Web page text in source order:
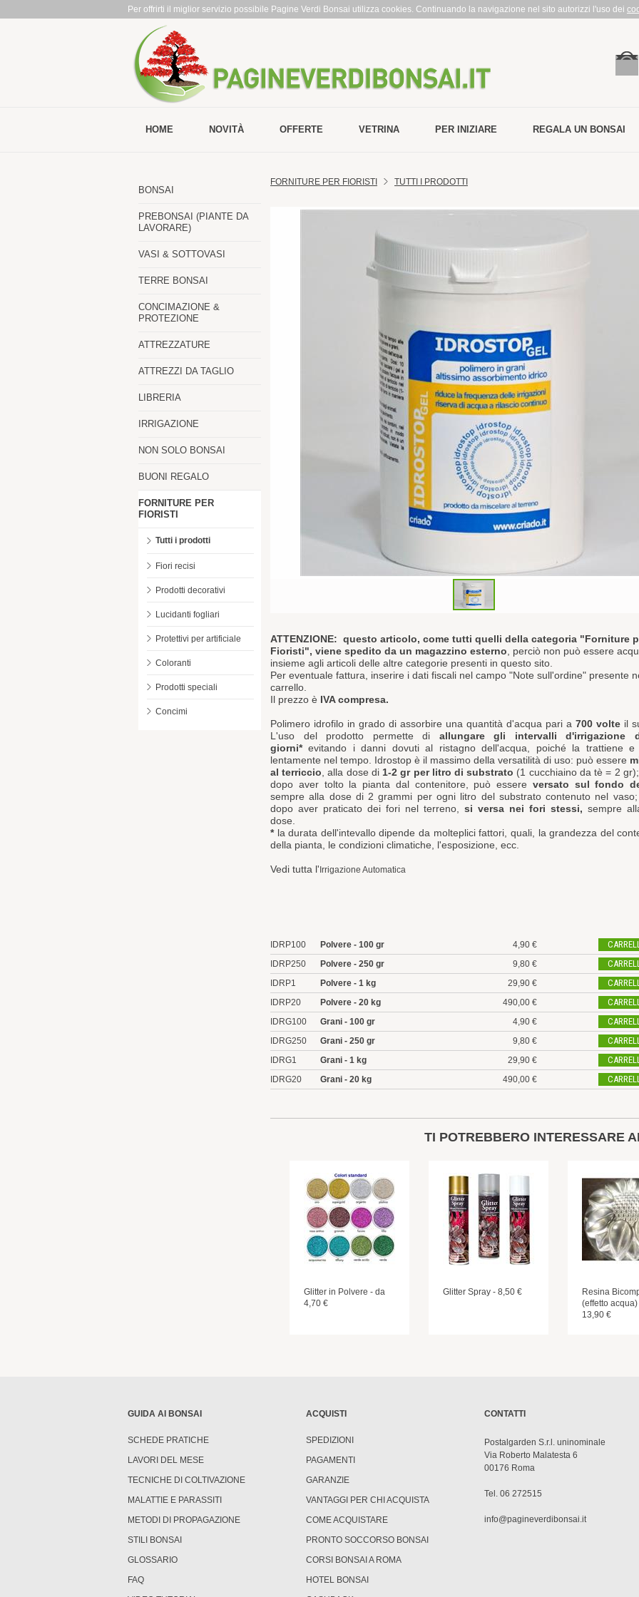
Per offrirti il miglior servizio possibile Pagine Verdi Bonsai utilizza cookies. Continuando la navigazione nel sito autorizzi l'uso dei
HOME NOVITÀ OFFERTE VETRINA PER INIZIARE REGALA UN BONSAI
BONSAI
PREBONSAI (PIANTE DA
LAVORARE)
VASI & SOTTOVASI
TERRE BONSAI
CONCIMAZIONE &
PROTEZIONE
ATTREZZATURE
ATTREZZI DA TAGLIO
LIBRERIA
IRRIGAZIONE
NON SOLO BONSAI
BUONI REGALO
FORNITURE PER
FIORISTI
Tutti i prodotti
Fiori recisi
Prodotti decorativi
Lucidanti fogliari
Protettivi per artificiale
Coloranti
Prodotti speciali
Concimi
FORNITURE PER FIORISTI TUTTI I PRODOTTI
ATTENZIONE: questo articolo, come tutti quelli della categoria "Forniture
Fioristi", viene spedito da un magazzino esterno , perciò non può essere
insieme agli articoli delle altre categorie presenti in questo sito.
Per eventuale fattura, inserire i dati fiscali nel campo "Note sull'ordine" presente
carrello.
Il prezzo è IVA compresa.
Polimero idrofilo in grado di assorbire una quantità d'acqua pari a 700 volte il
L'uso del prodotto permette di allungare gli intervalli d'irrigazione
giorni*evitando i danni dovuti al ristagno dell'acqua, poiché la trattiene e
lentamente nel tempo. Idrostop è il massimo della versatilità di uso: può essere
al terriccio , alla dose di 1-2 gr per litro di substrato (1 cucchiaino da tè = 2 gr);
dopo aver tolto la pianta dal contenitore, può essere versato sul fondo
sempre alla dose di 2 grammi per ogni litro del substrato contenuto nel vaso;
dopo aver praticato dei fori nel terreno, si versa nei fori stessi, sempre
dose.
*la durata dell'intevallo dipende da molteplici fattori, quali, la grandezza del
della pianta, le condizioni climatiche, l'esposizione, ecc.
Vedi tutta l' Irrigazione Automatica
IDRP100 Polvere - 100 gr 4,90 €
IDRP250 Polvere - 250 gr 9,80 €
IDRP1 Polvere - 1 kg 29,90 €
IDRP20 Polvere - 20 kg 490,00 €
IDRG100 Grani - 100 gr 4,90 €
IDRG250 Grani - 250 gr 9,80 €
IDRG1 Grani - 1 kg 29,90 €
IDRG20 Grani - 20 kg 490,00 €
TI POTREBBERO INTERESSARE
Glitter in Polvere - da
4,70 €
Glitter Spray - 8,50 €
Resina
(effetto
13,90 €
GUIDA AI BONSAI
SCHEDE PRATICHE
LAVORI DEL MESE
TECNICHE DI COLTIVAZIONE
MALATTIE E PARASSITI
METODI DI PROPAGAZIONE
STILI BONSAI
GLOSSARIO
FAQ
ACQUISTI
SPEDIZIONI
PAGAMENTI
GARANZIE
VANTAGGI PER CHI ACQUISTA
COME ACQUISTARE
PRONTO SOCCORSO BONSAI
CORSI BONSAI A ROMA
HOTEL BONSAI
CONTATTI
Postalgarden S.r.l. uninominale
Via Roberto Malatesta 6
00176 Roma
Tel. 06 272515
info@pagineverdibonsai.it